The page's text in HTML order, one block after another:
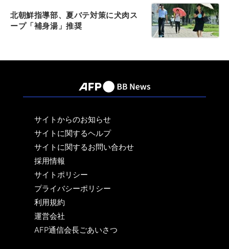
北朝鮮指導部、夏バテ対策に犬肉ス
ープ「補身湯」推奨
サイトからのお知らせ
サイトに関するヘルプ
サイトに関するお問い合わせ
採用情報
サイトポリシー
プライバシーポリシー
利用規約
運営会社
AFP通信会長ごあいさつ